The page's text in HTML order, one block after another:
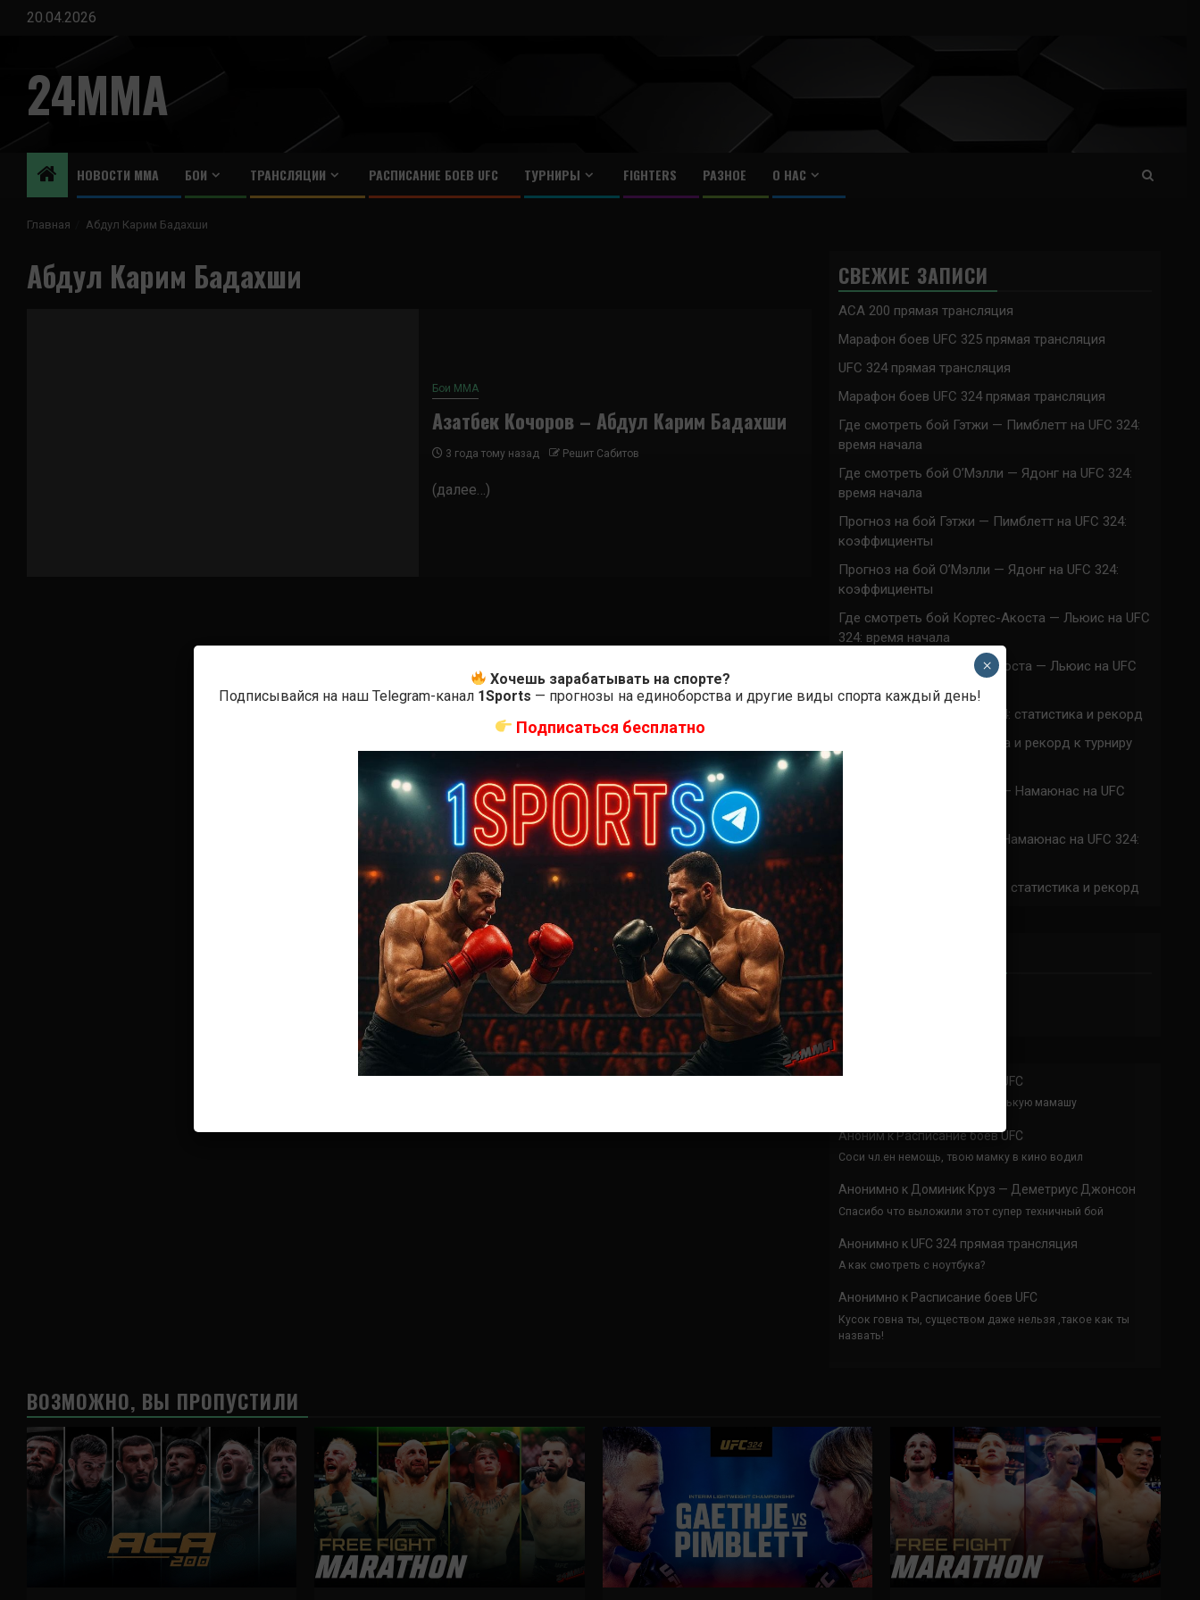
Перейти
содержимому
20.04.2026
24MMA
НОВОСТИ ММА БОИ ТРАНСЛЯЦИИ РАСПИСАНИЕ БОЕВ UFC ТУРНИРЫ FIGHTERS РАЗНОЕ О НАС
Главная Абдул Карим Бадахши
Абдул Карим Бадахши
Бои ММА
Азатбек Кочоров – Абдул Карим Бадахши
3 года тому назад Решит Сабитов
(далее…)
СВЕЖИЕ ЗАПИСИ
ACA 200 прямая трансляция
Марафон боев UFC 325 прямая трансляция
UFC 324 прямая трансляция
Марафон боев UFC 324 прямая трансляция
Где смотреть бой Гэтжи — Пимблетт на UFC 324:
время начала
Где смотреть бой О’Мэлли — Ядонг на UFC 324:
время начала
Прогноз на бой Гэтжи — Пимблетт на UFC 324:
коэффициенты
Прогноз на бой О’Мэлли — Ядонг на UFC 324:
коэффициенты
Где смотреть бой Кортес-Акоста — Льюис на UFC
324: время начала
Прогноз на бой Кортес-Акоста — Льюис на UFC
Наталья Сильва на UFC 324: статистика и рекорд
Роуз Намаюнас: статистика и рекорд к турниру
UFC 324
Где смотреть бой Сильва — Намаюнас на UFC
Прогноз на бой Сильва — Намаюнас на UFC 324:
коэффициенты
Арнольд Аллен на UFC 324: статистика и рекорд
ПРИСОЕДИНЯЙСЯ
Расписание боев UFC
По буквам Я ебал твою толстенькую мамашу
АнонимкРасписание боев UFC
Соси чл.ен немощь, твою мамку в кино водил
Анонимно к Доминик Круз — Деметриус Джонсон
Спасибо что выложили этот супер техничный бой
Анонимно к UFC 324 прямая трансляция
А как смотреть с ноутбука?
Анонимно к Расписание боев UFC
Кусок говна ты, существом даже нельзя ,такое как ты
назвать!
ВОЗМОЖНО, ВЫ ПРОПУСТИЛИ
Хочешь зарабатывать на спорте?
Подписывайся на наш Telegram-канал 1Sports — прогнозы на единоборства и другие виды спорта каждый день!
Подписаться бесплатно
×